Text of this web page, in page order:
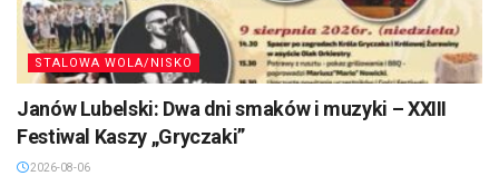
STALOWA WOLA/NISKO
Janów Lubelski: Dwa dni smaków i muzyki – XXIII
Festiwal Kaszy „Gryczaki”
2026-08-06